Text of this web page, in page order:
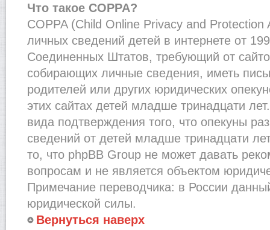
Что такое COPPA?
COPPA (Child Online Privacy and Protection
личных сведений детей в интернете от
Соединенных Штатов, требующий от
собирающих личные сведения, иметь
родителей или других юридических
этих сайтах детей младше тринадцати
вида подтверждения того, что опекуны
сведений от детей младше тринадцати
то, что phpBB Group не может давать
вопросам и не является объектом
Примечание переводчика: в России
юридической силы.
Вернуться наверх